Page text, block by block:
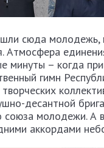
сюда
Атмосфера
минуты – когда
гимн
десантной
союза молодежи.
аккордами